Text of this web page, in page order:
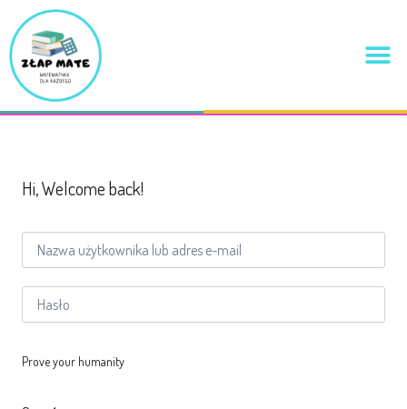
Hi, Welcome back!
Prove your humanity